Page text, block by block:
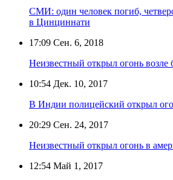
СМИ: один человек погиб,
в Цинциннати
17:09 Сен. 6, 2018
Неизвестный открыл огонь
10:54 Дек. 10, 2017
В Индии полицейский открыл
20:29 Сен. 24, 2017
Неизвестный открыл огонь в
12:54 Май 1, 2017